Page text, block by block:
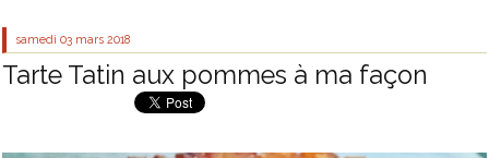
samedi 03 mars 2018
Tarte Tatin aux pommes à ma façon